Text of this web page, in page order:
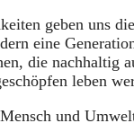
geben uns
eine
die nachhaltig
leben
und